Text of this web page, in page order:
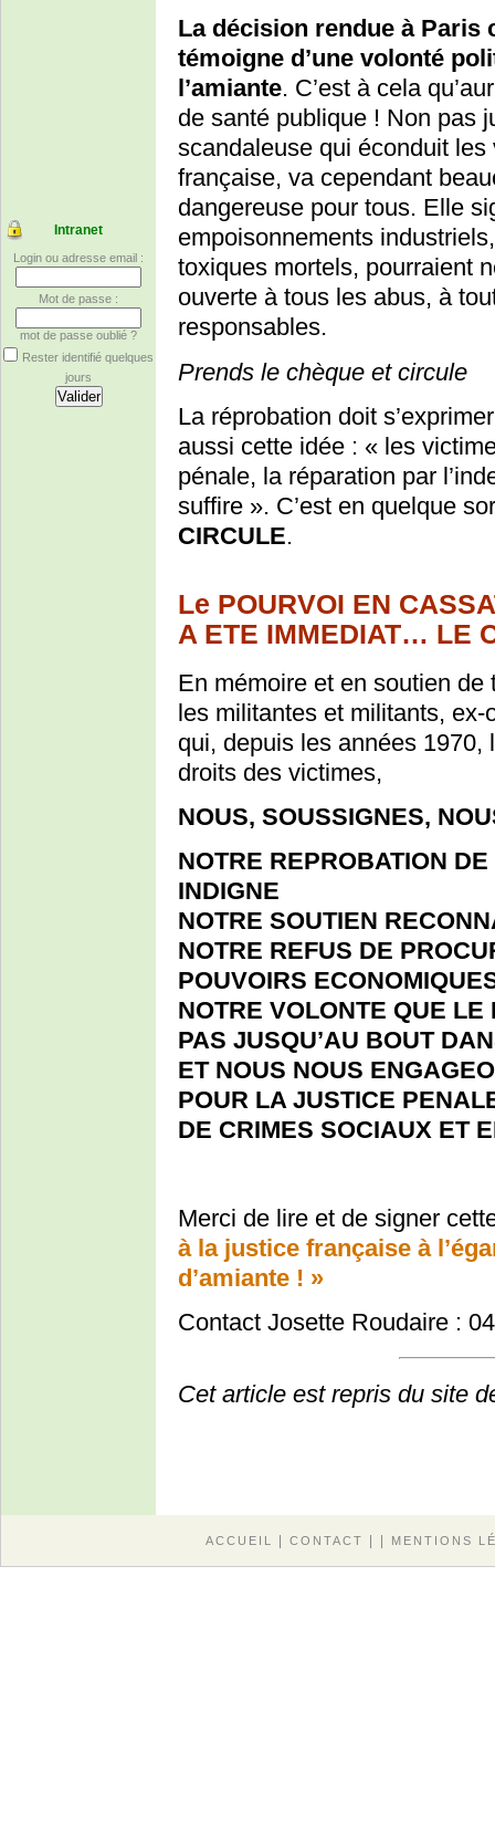
Intranet
Login ou adresse email :
Mot de passe :
mot de passe oublié ?
Rester identifié quelques
jours
La décision rendue à Paris
témoigne d’une volonté
l’amiante. C’est à cela
de santé publique ! Non pas
scandaleuse qui éconduit les
française, va cependant
dangereuse pour tous. Elle
empoisonnements
toxiques mortels, pourraient
ouverte à tous les abus, à
responsables.
Prends le chèque et circule
La réprobation doit
aussi cette idée : « les
pénale, la réparation par
suffire ». C’est en quelque
CIRCULE.
Le POURVOI EN
A ETE IMMEDIAT… LE
En mémoire et en soutien de
les militantes et militants,
qui, depuis les années 1970,
droits des victimes,
NOUS, SOUSSIGNES,
NOTRE REPROBATION
INDIGNE
NOTRE SOUTIEN
NOTRE REFUS DE
POUVOIRS
NOTRE VOLONTE QUE LE
PAS JUSQU’AU BOUT
ET NOUS NOUS
POUR LA JUSTICE
DE CRIMES SOCIAUX ET
Merci de lire et de signer
à la justice française à
d’amiante ! »
Contact Josette Roudaire :
Cet article est repris du site
ACCUEIL | CONTACT | | MENTIONS